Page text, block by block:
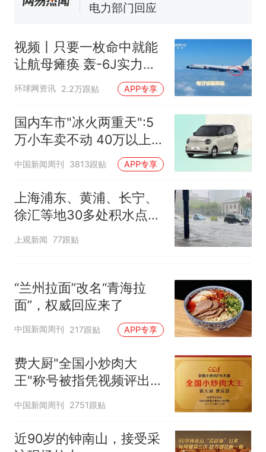
电力部门回应
1千斤稻谷
热 十多万人报名的考试，成绩
全部作废，公平么？
视频丨只要一枚命中就能
让航母瘫痪 轰-6J实力有
多强？
环球网资讯 2.2万跟贴 APP专享
国内车市"冰火两重天":5
万小车卖不动 40万以上
的抢购
中国新闻周刊 3813跟贴 APP专享
上海浦东、黄浦、长宁、
徐汇等地30多处积水点正
在抢排
上观新闻 77跟贴
“兰州拉面”改名“青海拉
面”，权威回应来了
中国新闻周刊 217跟贴 APP专享
费大厨"全国小炒肉大
王"称号被指凭视频评出
官方回应
中国新闻周刊 2751跟贴
近90岁的钟南山，接受采